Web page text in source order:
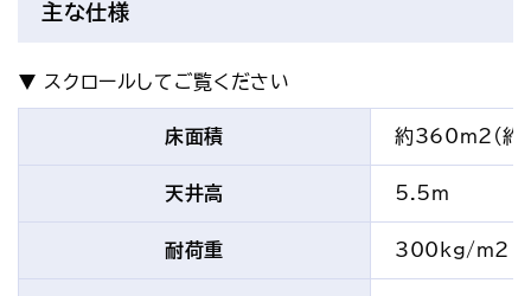
主な仕様
床面積 約360m2(約
天井高 5.5m
耐荷重 300kg/m2